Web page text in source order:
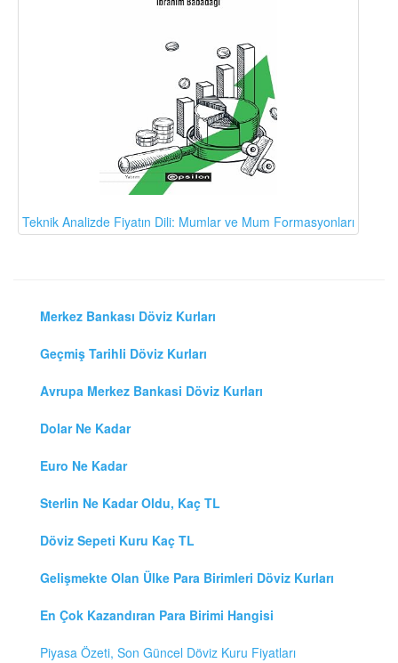
Teknik Analizde Fiyatın Dili: Mumlar ve Mum Formasyonları
Merkez Bankası Döviz Kurları
Geçmiş Tarihli Döviz Kurları
Avrupa Merkez Bankasi Döviz Kurları
Dolar Ne Kadar
Euro Ne Kadar
Sterlin Ne Kadar Oldu, Kaç TL
Döviz Sepeti Kuru Kaç TL
Gelişmekte Olan Ülke Para Birimleri Döviz Kurları
En Çok Kazandıran Para Birimi Hangisi
Piyasa Özeti, Son Güncel Döviz Kuru Fiyatları